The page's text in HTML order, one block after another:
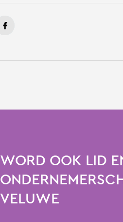
WORD OOK LID
VELUWE